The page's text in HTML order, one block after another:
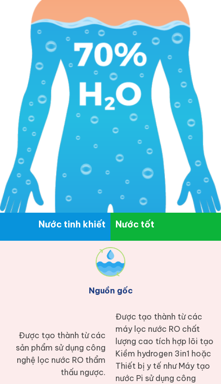
Nước tinh khiết Nước tốt
Được tạo thành từ các
sản phẩm sử dụng công
nghệ lọc nước RO thẩm
thấu ngược.
Nguồn gốc
Được tạo thành từ các
máy lọc nước RO chất
lượng cao tích hợp lõi tạo
Kiềm hydrogen 3in1 hoặc
Thiết bị y tế như Máy tạo
nước Pi sử dụng công